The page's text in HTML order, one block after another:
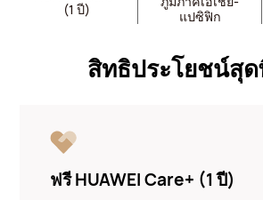
(1 ปี)
แปซิฟิก
สิทธิประโยชน์สุ
ฟรี HUAWEI Care+ (1 ปี)